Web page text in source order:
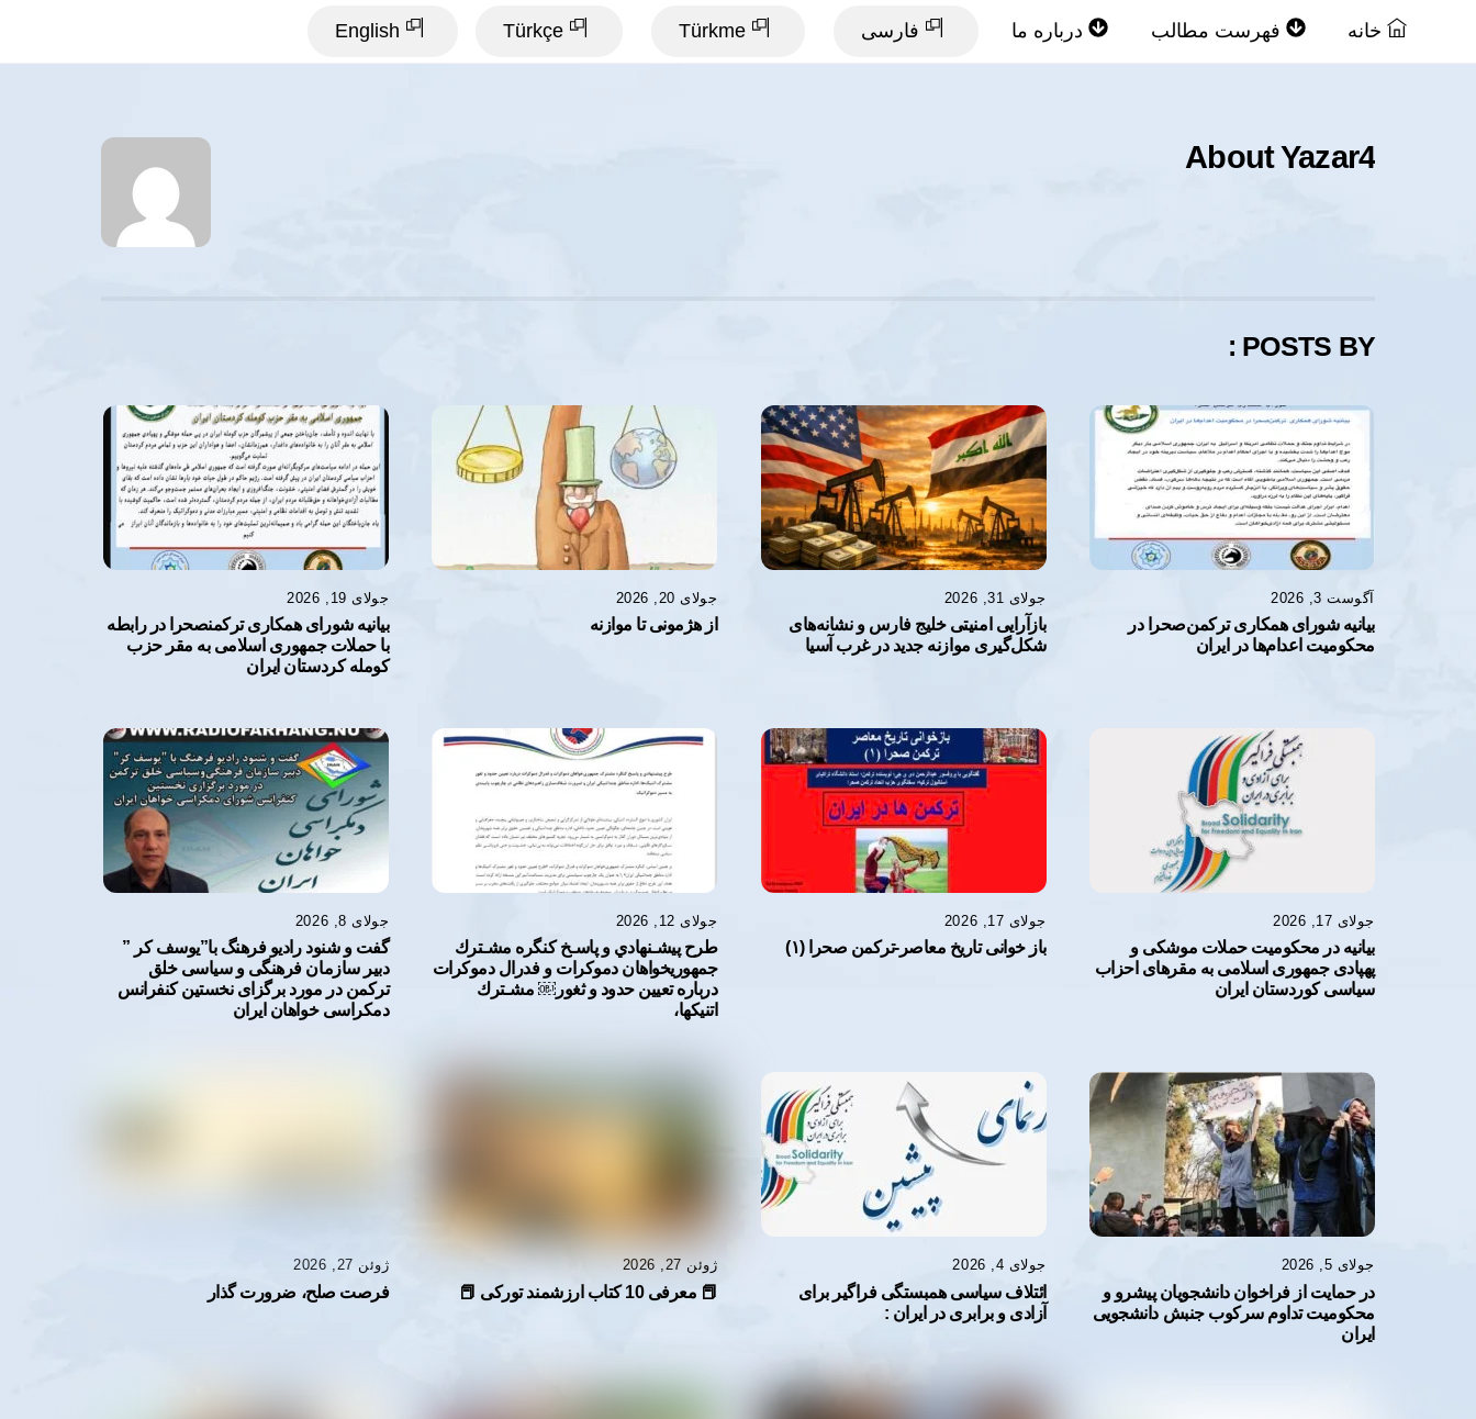
خانه فهرست مطالب درباره ما فارسی
AboutYazar4
POSTS BY :
آگوست 3, 2026
بیانیه شورای همکاری ترکمن‌صحرا در
محکومیت اعدام‌ها در ایران
جولای 31, 2026
بازآرایی امنیتی خلیج فارس و نشانه‌های
شکل‌گیری موازنه جدید در غرب آسیا
جولای 20, 2026
از هژمونی تا موازنه
جولای 19, 2026
بیانیه شورای همکاری ترکمنصحرا در رابطه
با حملات جمهوری اسلامی به مقر حزب
کومله کردستان ایران
جولای 17, 2026
بیانیه در محکومیت حملات موشکی و
پهپادی جمهوری اسلامی به مقرهای احزاب
سیاسی کوردستان ایران
جولای 17, 2026
باز خوانی تاریخ معاصر-ترکمن صحرا (۱)
جولای 12, 2026
طرح پيشـنهادي و پاسـخ كنگره مشـترك
جمهوريخواهان دموكرات و فدرال دموكرات
درباره تعيين حدود و ثغور￼ مشـترك
اتنيكها،
جولای 8, 2026
گفت و شنود رادیو فرهنگ با”یوسف کر ”
دبیر سازمان فرهنگى و سیاسى خلق
ترکمن در مورد برگزاى نخستین کنفرانس
دمکراسى خواهان ایران
جولای 5, 2026
در حمایت از فراخوان دانشجویان پیشرو و
محکومیت تداوم سرکوب جنبش دانشجویی
ایران
جولای 4, 2026
ائتلاف سیاسی همبستگی فراگیر برای
آزادی و برابری در ایران :
ژوئن 27, 2026
📕 معرفی 10 کتاب ارزشمند تورکی 📕
ژوئن 27, 2026
فرصت صلح، ضرورت گذار